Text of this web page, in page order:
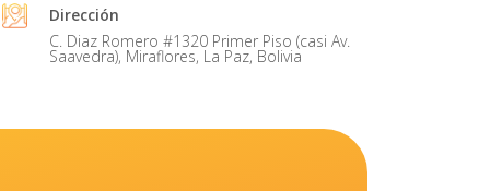
Dirección
C. Diaz Romero #1320 Primer Piso (casi Av.
Saavedra), Miraflores, La Paz, Bolivia